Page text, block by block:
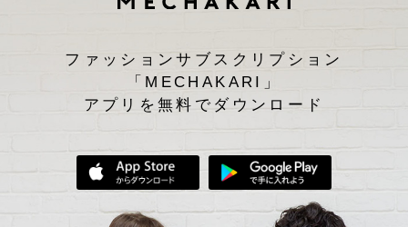
ファッションサブスクリプション
「MECHAKARI」
アプリを無料でダウンロード
App Storeからダウンロード